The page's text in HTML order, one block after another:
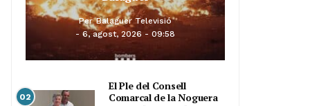
Per Balaguer Televisió
6, agost, 2026 - 09:58
02
El Ple del Consell
Comarcal de la Noguera